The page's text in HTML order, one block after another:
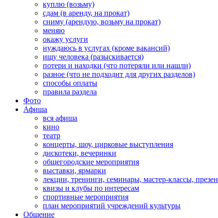
куплю (возьму)
сдам (в аренду, на прокат)
сниму (арендую, возьму на прокат)
меняю
окажу услуги
нуждаюсь в услугах (кроме вакансий)
ищу человека (разыскивается)
потери и находки (что потеряли или нашли)
разное (что не подходит для других разделов)
способы оплаты
правила раздела
Фото
Афиша
вся афиша
кино
театр
концерты, шоу, цирковые выступления
дискотеки, вечеринки
общегородские мероприятия
выставки, ярмарки
лекции, тренинги, семинары, мастер-классы,
квизы и клубы по интересам
спортивные мероприятия
план мероприятий учреждений культуры
Общение